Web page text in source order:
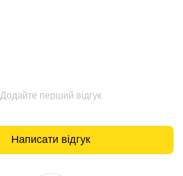
Додайте перший відгук
Написати відгук